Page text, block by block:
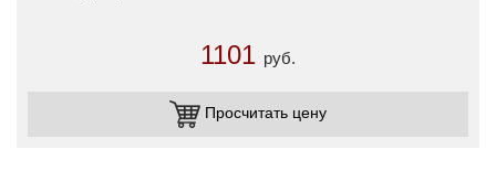
1101 руб.
Просчитать цену